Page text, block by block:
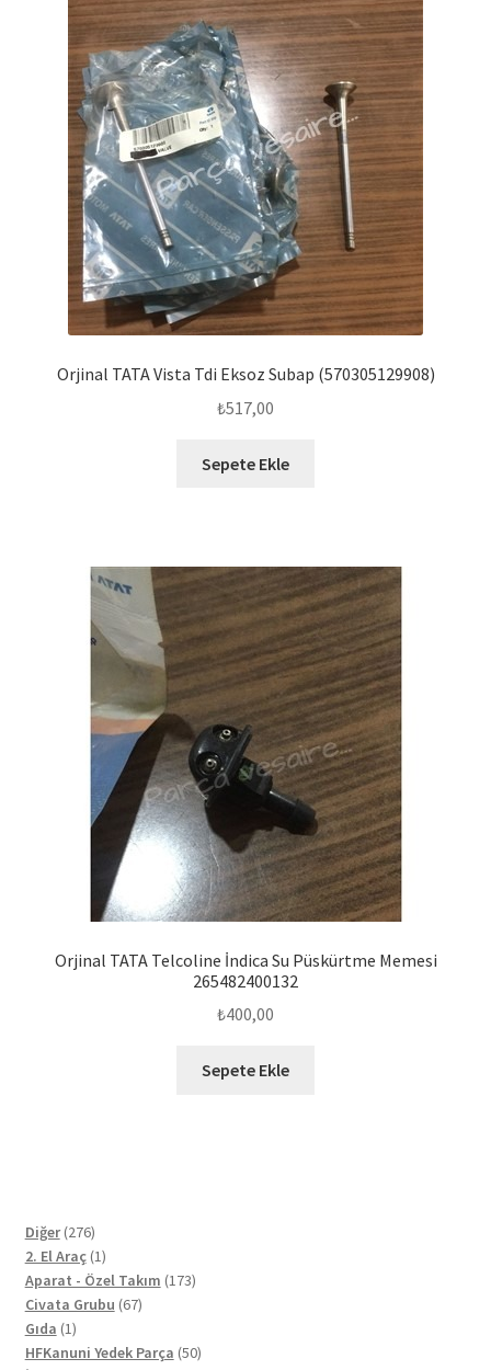
Orjinal TATA Vista Tdi Eksoz Subap (570305129908)
₺517,00
Sepete Ekle
Orjinal TATA Telcoline İndica Su Püskürtme Memesi
265482400132
₺400,00
Sepete Ekle
Diğer 276276
ürün
2. El Araç 11
ürün
Aparat - Özel Takım 173173
Civata Grubu 6767
Gıda 11
ürün
HFKanuni Yedek Parça 5050